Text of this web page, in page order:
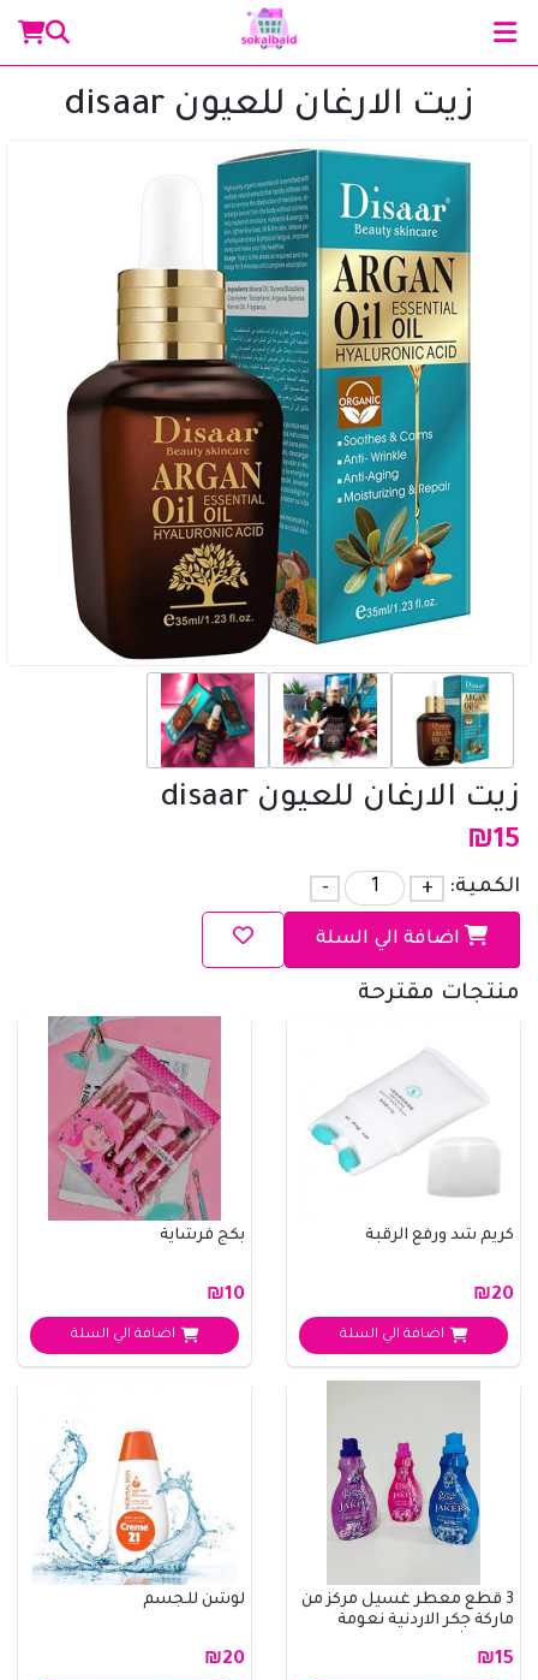
زيت الارغان للعيون disaar
₪15
الكمية: +
-
اضافة الي السلة
زيت الارغان للعيون disaar
منتجات مقترحة
كريم شد ورفع الرقبة
₪20
اضافة الي السلة
بكج فرشاية
₪10
اضافة الي السلة
3 قطع معطر غسيل مركز من
ماركة جكر الاردنية نعومة
₪15
لوشن للجسم
₪20
مساعد سوق البلد
مرحباً 👋 أنا مساعدك الذكي في سوق البلد.
كيف يمكنني مساعدتك؟ اكتب لي عن المنتج الذي
تبحث عنه.